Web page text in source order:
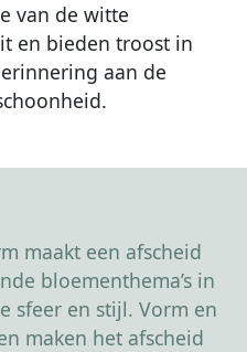
van de witte
en bieden troost in
aan de
maakt een afscheid
bloementhema’s in
sfeer en stijl. Vorm en
maken het afscheid